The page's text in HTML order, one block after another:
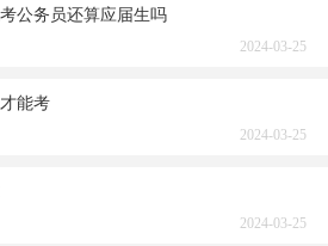
公务员还算应届生吗
2024-03-25
能考
2024-03-25
2024-03-25